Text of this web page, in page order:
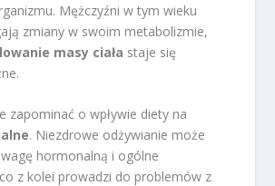
Mężczyźni w tym wieku
zmiany w swoim metabolizmie,
masy ciała staje się
zapominać o wpływie diety na
. Niezdrowe odżywianie może
hormonalną i ogólne
z kolei prowadzi do problemów z